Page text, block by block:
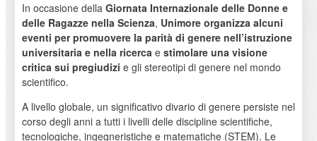
In occasione della Giornata Internazionale delle Donne e
delle Ragazze nella Scienza, Unimore organizza alcuni
eventi per promuovere la parità di genere nell’istruzione
universitaria e nella ricercae stimolare una visione
critica sui pregiudizi e gli stereotipi di genere nel mondo
scientifico.
A livello globale, un significativo divario di genere persiste nel
corso degli anni a tutti i livelli delle discipline scientifiche,
tecnologiche, ingegneristiche e matematiche (STEM). Le